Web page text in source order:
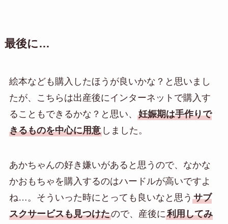
最後に…
絵本なども購入したほうが良いかな？と思いまし
たが、こちらは出産後にインターネットで購入す
ることもできるかな？と思い、 妊娠期は手作りで
きるものを中心に用意しました。
あかちゃんの好き嫌いがあると思うので、なかな
かおもちゃを購入するのはハードルが高いですよ
ね…。そういった時にとっても良いなと思う サブ
スクサービスも見つけたので、産後に利用してみ